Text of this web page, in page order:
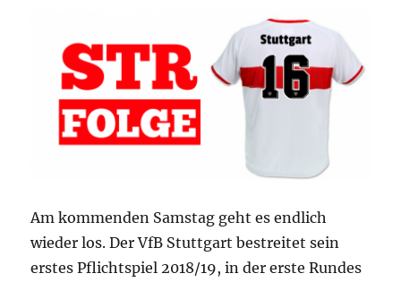
Am kommenden Samstag geht es endlich
wieder los. Der VfB Stuttgart bestreitet sein
erstes Pflichtspiel 2018/19, in der erste Rundes